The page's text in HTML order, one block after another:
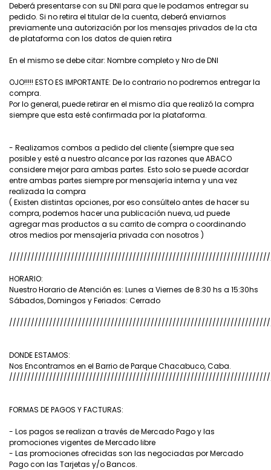
Deberá presentarse con su DNI para que le podamos entregar su
pedido. Si no retira el titular de la cuenta, deberá enviarnos
previamente una autorización por los mensajes privados de la cta
de plataforma con los datos de quien retira
En el mismo se debe citar: Nombre completo y Nro de DNI
OJO!!!!! ESTO ES IMPORTANTE: De lo contrario no podremos entregar la
compra.
Por lo general, puede retirar en el mismo día que realizó la compra
siempre que esta esté confirmada por la plataforma.
- Realizamos combos a pedido del cliente (siempre que sea
posible y esté a nuestro alcance por las razones que ABACO
considere mejor para ambas partes. Esto solo se puede acordar
entre ambas partes siempre por mensajería interna y una vez
realizada la compra
( Existen distintas opciones, por eso consúltelo antes de hacer su
compra, podemos hacer una publicación nueva, ud puede
agregar mas productos a su carrito de compra o coordinando
otros medios por mensajería privada con nosotros )
HORARIO:
Nuestro Horario de Atención es: Lunes a Viernes de 8:30 hs a 15:30hs
Sábados, Domingos y Feriados: Cerrado
DONDE ESTAMOS:
Nos Encontramos en el Barrio de Parque Chacabuco, Caba.
FORMAS DE PAGOS Y FACTURAS:
- Los pagos se realizan a través de Mercado Pago y las
promociones vigentes de Mercado libre
- Las promociones ofrecidas son las negociadas por Mercado
Pago con las Tarjetas y/o Bancos.